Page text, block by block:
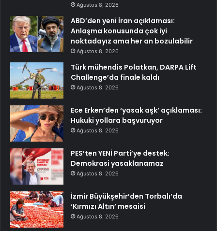
Ağustos 8, 2026
ABD’den yeni İran açıklaması:
Anlaşma konusunda çok iyi
noktadayız ama her an bozulabilir
Ağustos 8, 2026
Türk mühendis Polatkan, DARPA Lift
Challenge’da finale kaldı
Ağustos 8, 2026
Ece Erken’den ‘yasak aşk’ açıklaması:
Hukuki yollara başvuruyor
Ağustos 8, 2026
PES’ten YENİ Parti’ye destek:
Demokrasi yasaklanamaz
Ağustos 8, 2026
İzmir Büyükşehir’den Torbalı’da
‘Kırmızı Altın’ mesaisi
Ağustos 8, 2026